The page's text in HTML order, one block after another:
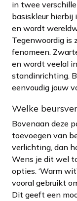
in twee
basiskleur hierbij
en wordt
Tegenwoordig is
fenomeen.
en wordt veelal
standinrichting.
eenvoudig jouw
Welke
Bovenaan deze
toevoegen van
verlichting, dan
Wens je dit wel
opties. ‘Warm
vooral gebruikt
Dit geeft een